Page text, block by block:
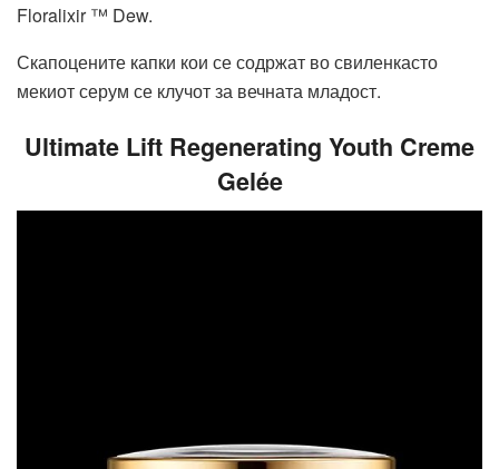
Floralixir ™ Dew.
Скапоцените капки кои се содржат во свиленкасто
мекиот серум се клучот за вечната младост.
Ultimate Lift Regenerating Youth Creme
Gelée